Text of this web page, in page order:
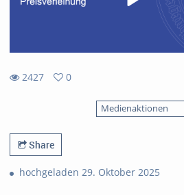
2427
0
Medienaktionen
Share
hochgeladen 29. Oktober 2025